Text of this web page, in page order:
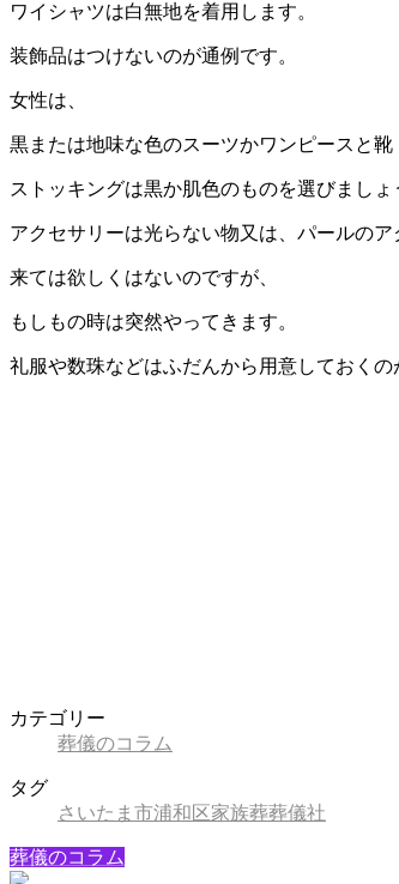
ワイシャツは白無地を着用します。
装飾品はつけないのが通例です。
女性は、
黒または地味な色のスーツかワンピースと靴
ストッキングは黒か肌色のものを選びましょ
アクセサリーは光らない物又は、パールのア
来ては欲しくはないのですが、
もしもの時は突然やってきます。
礼服や数珠などはふだんから用意しておくの
カテゴリー
葬儀のコラム
タグ
さいたま市浦和区家族葬葬儀社
葬儀のコラム